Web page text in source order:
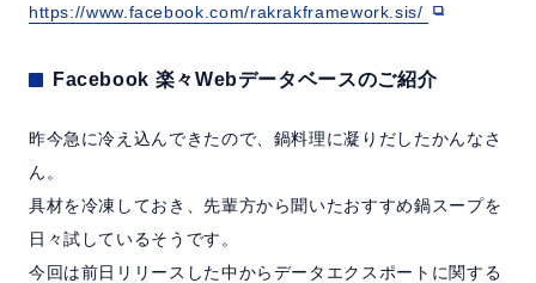
https://www.facebook.com/rakrakframework.sis/
Facebook 楽々Webデータベースのご紹介
昨今急に冷え込んできたので、鍋料理に凝りだしたかんなさ
ん。
具材を冷凍しておき、先輩方から聞いたおすすめ鍋スープを
日々試しているそうです。
今回は前日リリースした中からデータエクスポートに関する